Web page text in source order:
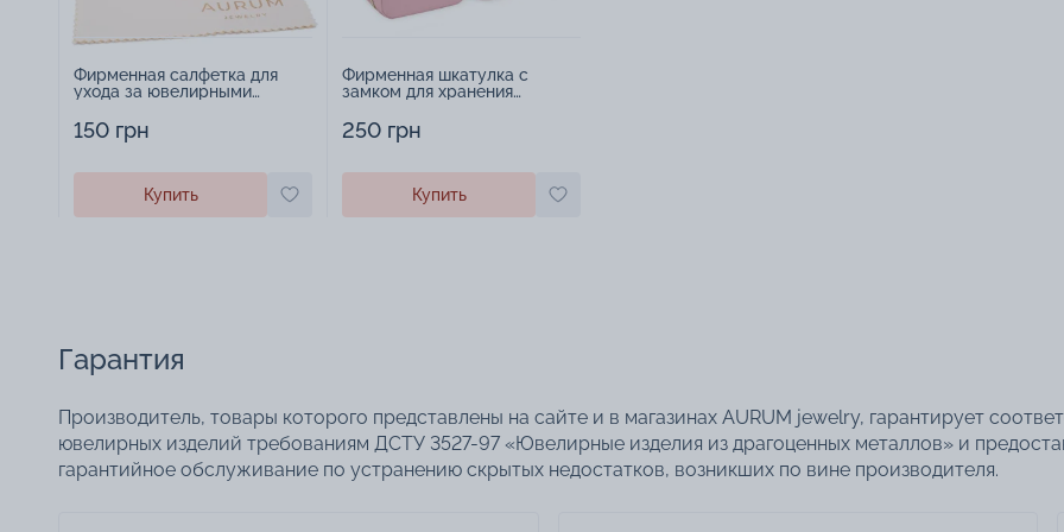
Фирменная салфетка для
ухода за ювелирными
150 грн
Купить
Фирменная шкатулка с
замком для хранения
250 грн
Купить
Гарантия
Производитель, товары которого представлены на сайте и в магазинах AURUM jewelry, гарантирует
ювелирных изделий требованиям ДСТУ 3527-97 «Ювелирные изделия из драгоценных металлов» и
гарантийное обслуживание по устранению скрытых недостатков, возникших по вине производителя.